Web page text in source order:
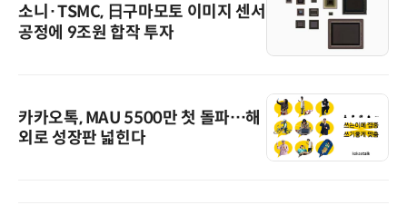
소니·TSMC, 日구마모토 이미지 센서
공정에 9조원 합작 투자
카카오톡, MAU 5500만 첫 돌파…해
외로 성장판 넓힌다